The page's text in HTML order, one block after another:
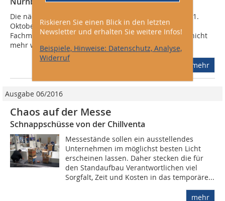
Riskieren Sie einen Blick in den letzten
Newsletter und erhalten Sie weitere Infos!
Beispiele, Hinweise: Datenschutz, Analyse,
Widerruf
Die nächste Chillventa in Nürnberg findet vom 9. bis 11.
Oktober 2012 statt. Damit startet die internationale
Fachmesse, Kälte, Raumluft und Wärmepumpen nun nicht
mehr wie gewohnt am Mittwoch,...
mehr
Ausgabe 06/2016
Chaos auf der Messe
Schnappschüsse von der Chillventa
Messestände sollen ein ausstellendes
Unternehmen im möglichst besten Licht
erscheinen lassen. Daher stecken die für
den Standaufbau Verantwortlichen viel
Sorgfalt, Zeit und Kosten in das temporäre...
mehr